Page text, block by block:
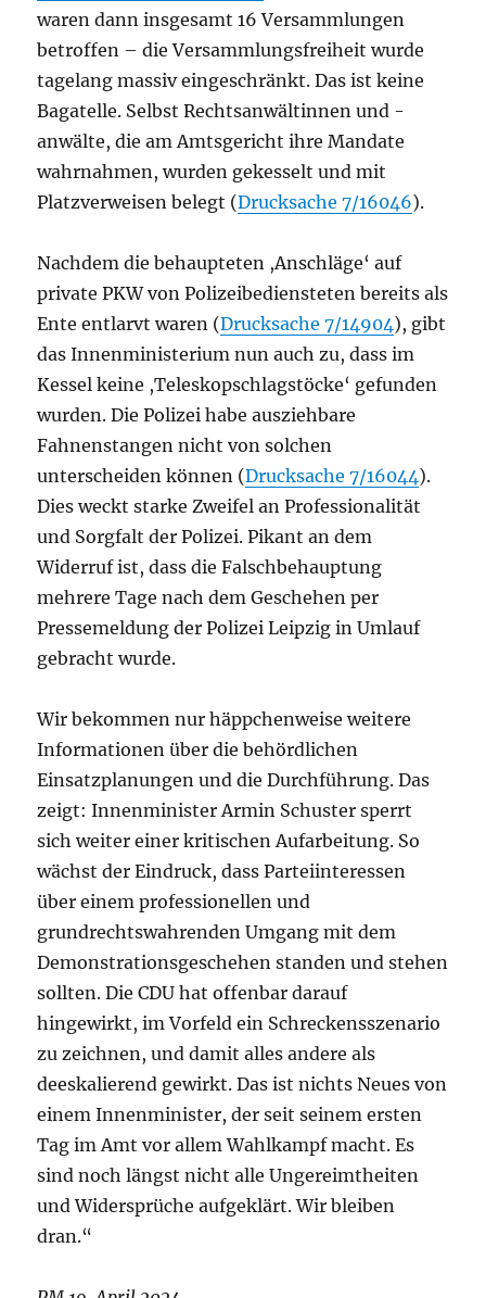
waren dann insgesamt 16 Versammlungen
betroffen – die Versammlungsfreiheit wurde
tagelang massiv eingeschränkt. Das ist keine
Bagatelle. Selbst Rechtsanwältinnen und -
anwälte, die am Amtsgericht ihre Mandate
wahrnahmen, wurden gekesselt und mit
Platzverweisen belegt (Drucksache 7/16046).
Nachdem die behaupteten ,Anschläge‘ auf
private PKW von Polizeibediensteten bereits als
Ente entlarvt waren (Drucksache 7/14904), gibt
das Innenministerium nun auch zu, dass im
Kessel keine ,Teleskopschlagstöcke‘ gefunden
wurden. Die Polizei habe ausziehbare
Fahnenstangen nicht von solchen
unterscheiden können (Drucksache 7/16044).
Dies weckt starke Zweifel an Professionalität
und Sorgfalt der Polizei. Pikant an dem
Widerruf ist, dass die Falschbehauptung
mehrere Tage nach dem Geschehen per
Pressemeldung der Polizei Leipzig in Umlauf
gebracht wurde.
Wir bekommen nur häppchenweise weitere
Informationen über die behördlichen
Einsatzplanungen und die Durchführung. Das
zeigt: Innenminister Armin Schuster sperrt
sich weiter einer kritischen Aufarbeitung. So
wächst der Eindruck, dass Parteiinteressen
über einem professionellen und
grundrechtswahrenden Umgang mit dem
Demonstrationsgeschehen standen und stehen
sollten. Die CDU hat offenbar darauf
hingewirkt, im Vorfeld ein Schreckensszenario
zu zeichnen, und damit alles andere als
deeskalierend gewirkt. Das ist nichts Neues von
einem Innenminister, der seit seinem ersten
Tag im Amt vor allem Wahlkampf macht. Es
sind noch längst nicht alle Ungereimtheiten
und Widersprüche aufgeklärt. Wir bleiben
dran.“